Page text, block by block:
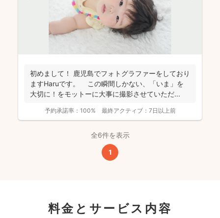
初めまして！ 鹿児島でフォトグラファーをしており
ますHaruです。 この瞬間しかない、「いま」を
大切に！をモットーに大事に撮影させていただ...
予約承諾率： 100% 最終アクティブ： 7日以上前
全6件を表示
1
料金とサービス内容